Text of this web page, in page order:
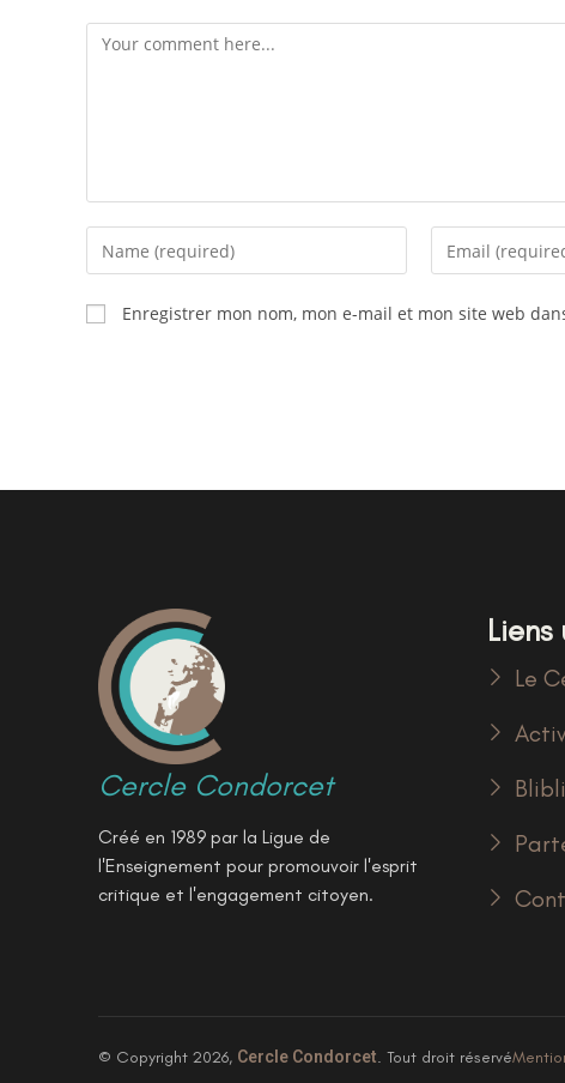
Enregistrer mon nom, mon e-mail et mon site web
Cercle Condorcet
Créé en 1989 par la Ligue de
l'Enseignement pour promouvoir l'esprit
critique et l'engagement citoyen.
Le
© Copyright 2026, Cercle Condorcet. Tout droit réservé